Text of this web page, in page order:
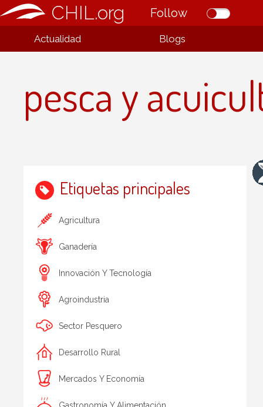
CHIL.org Follow
Actualidad Blogs
pesca y
Etiquetas principales
Agricultura
Ganadería
Innovación Y Tecnología
Agroindustria
Sector Pesquero
Desarrollo Rural
Mercados Y Economía